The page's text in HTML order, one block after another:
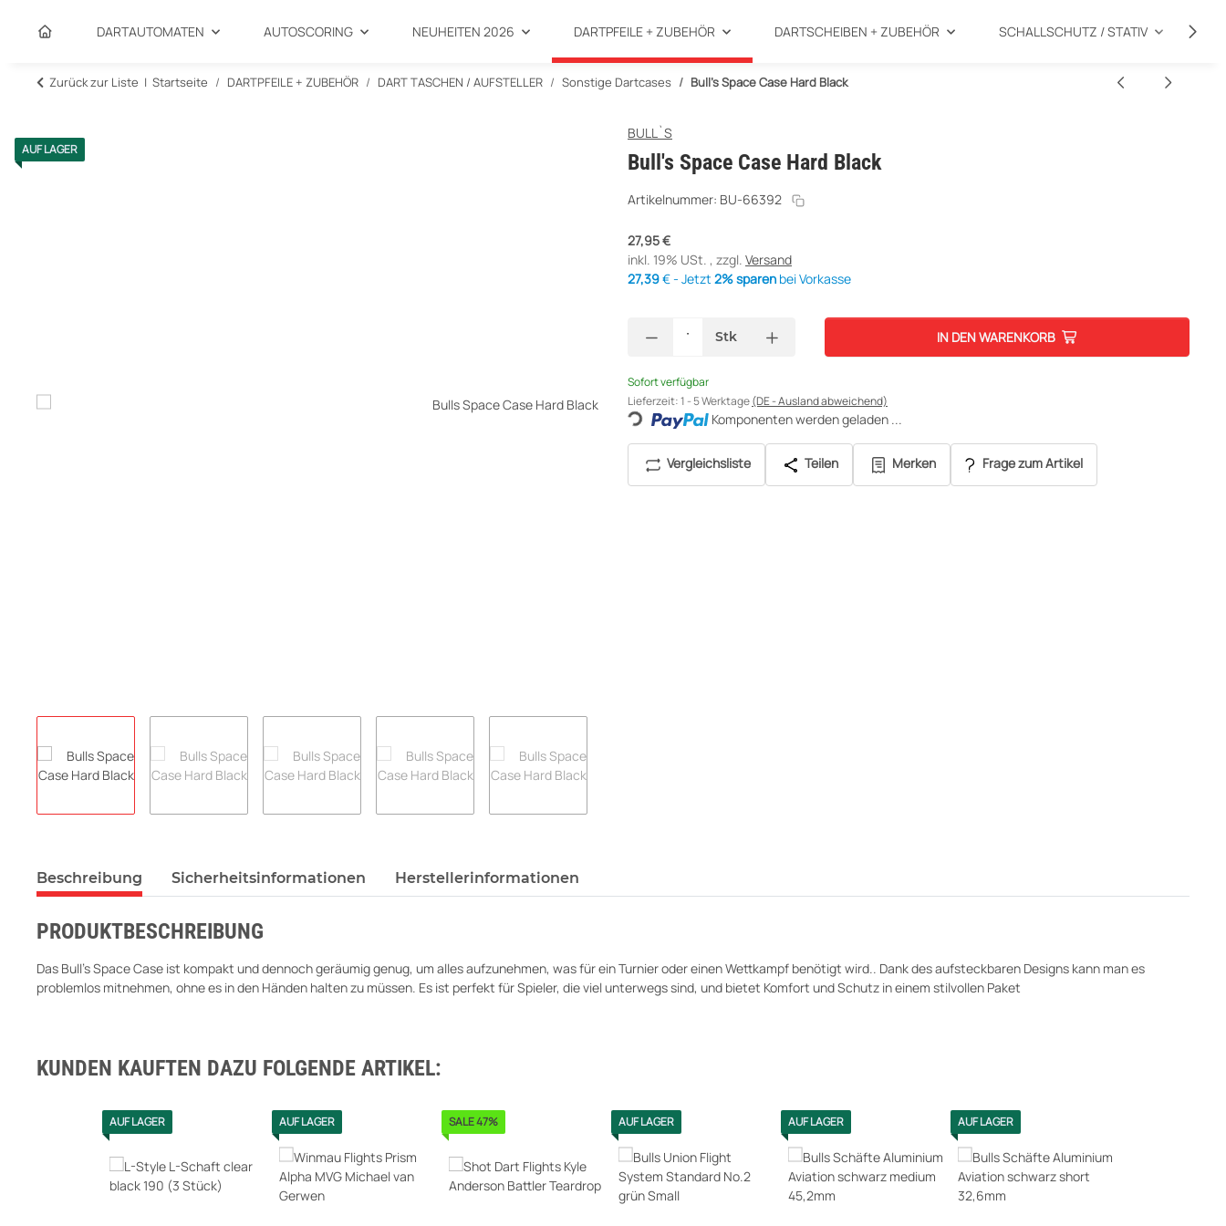
DARTAUTOMATEN AUTOSCORING NEUHEITEN 2026 DARTPFEILE + ZUBEHÖR DARTSCHEIBEN + ZUBEHÖR SCHALLSCHUTZ / STATIV
Zurück zur Liste Startseite DARTPFEILE + ZUBEHÖR DART TASCHEN / AUFSTELLER Sonstige Dartcases Bull's Space Case Hard Black
AUF LAGER
BULL`S
Bull's Space Case Hard Black
Artikelnummer: BU-66392
27,95 €
inkl. 19% USt. , zzgl. Versand
27,39€ - Jetzt 2% sparen bei Vorkasse
Stk IN DEN WARENKORB
Sofort verfügbar
Lieferzeit:1 - 5 Werktage(DE - Ausland abweichend)
Loading... Komponenten werden geladen ...
Vergleichsliste Teilen Merken Frage zum Artikel
Beschreibung Sicherheitsinformationen Herstellerinformationen
PRODUKTBESCHREIBUNG
Das Bull's Space Case ist kompakt und dennoch geräumig genug, um alles aufzunehmen, was für ein Turnier oder einen Wettkampf benötigt wird.. Dank des aufsteckbaren Designs kann man es
problemlos mitnehmen, ohne es in den Händen halten zu müssen. Es ist perfekt für Spieler, die viel unterwegs sind, und bietet Komfort und Schutz in einem stilvollen Paket
KUNDEN KAUFTEN DAZU FOLGENDE ARTIKEL:
AUF LAGER AUF LAGER SALE 47% AUF LAGER AUF LAGER AUF LAGER